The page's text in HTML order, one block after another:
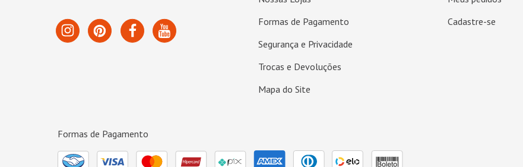
Formas de Pagamento
Segurança e Privacidade
Trocas e Devoluções
Mapa do Site
Cadastre-se
Formas de Pagamento